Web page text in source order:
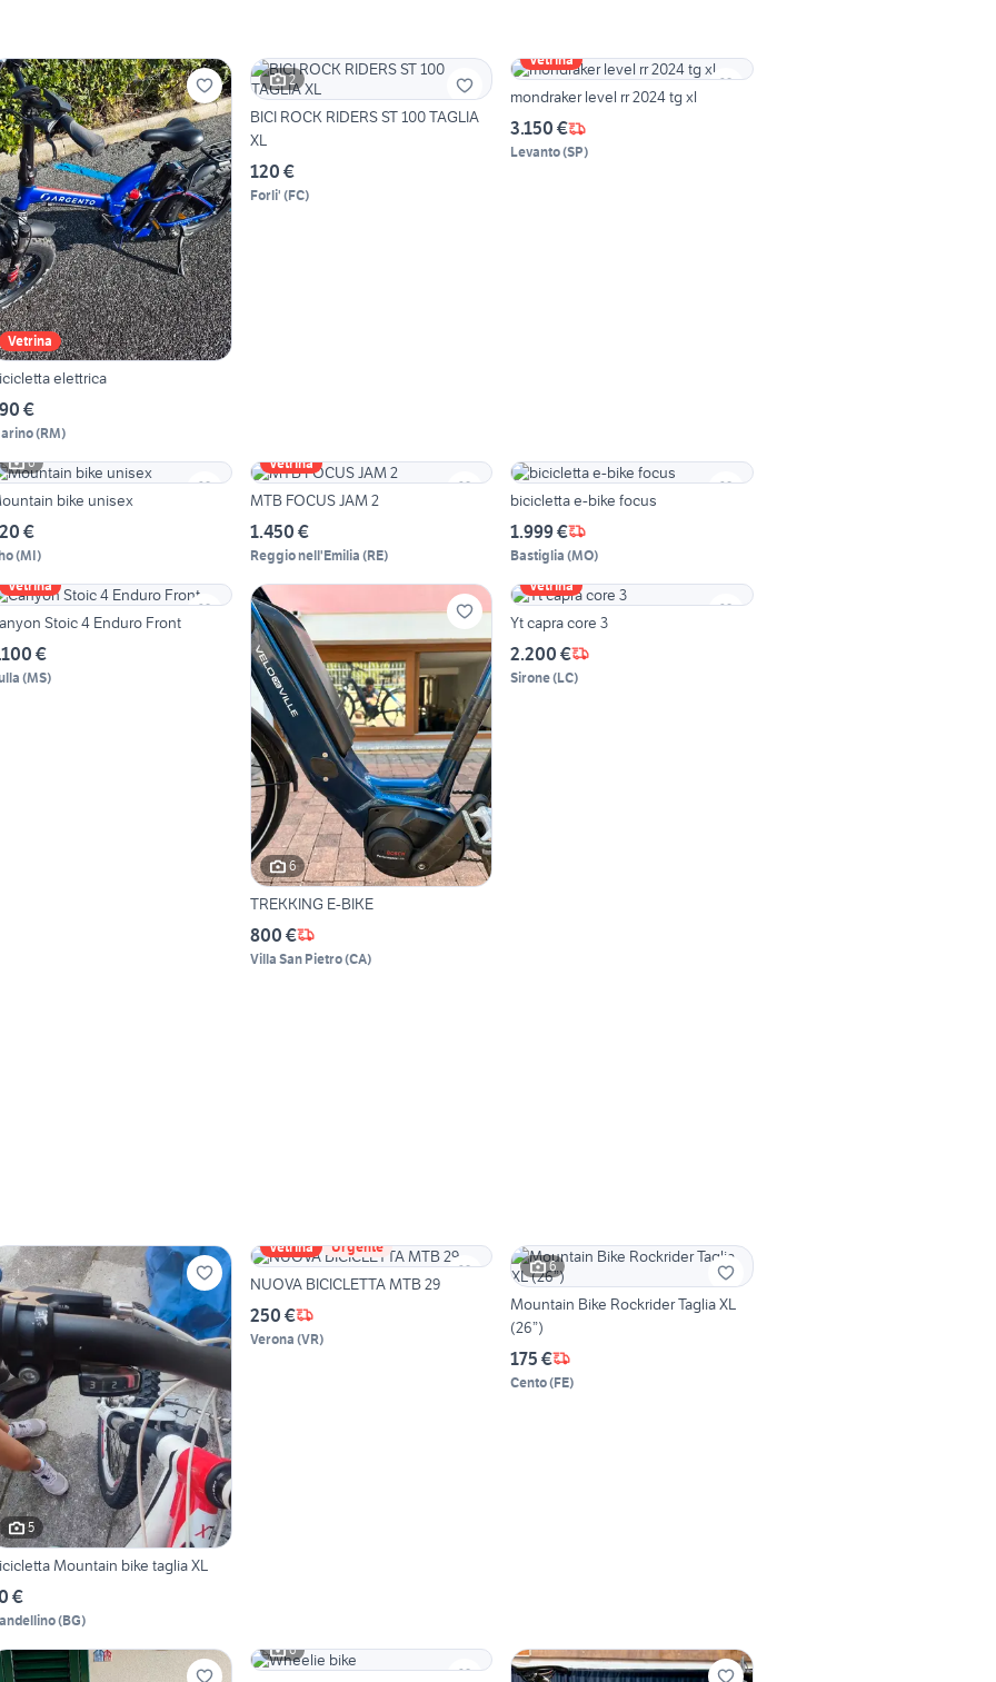
Vetrina
elettrica
€
(RM)
2
BICI ROCK RIDERS ST 100 TAGLIA
XL
120 €
Forli' (FC)
Vetrina
mondraker level rr 2024 tg xl
3.150 €
Levanto(SP)
6
bike unisex
€
(MI)
Vetrina
MTB FOCUS JAM 2
1.450 €
Reggio nell'Emilia (RE)
bicicletta e-bike focus
1.999 €
Bastiglia (MO)
Vetrina
Stoic 4 Enduro Front
€
(MS)
6
TREKKING E-BIKE
800 €
Villa San Pietro(CA)
Vetrina
Yt capra core 3
2.200 €
Sirone(LC)
5
Mountain bike taglia XL
€
(BG)
Vetrina Urgente
NUOVA BICICLETTA MTB 29
250 €
Verona (VR)
6
Mountain Bike Rockrider Taglia XL
(26”)
175 €
Cento(FE)
6